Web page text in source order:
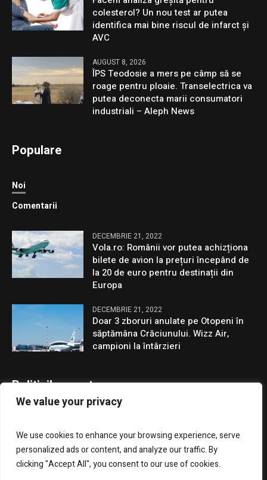
We value your privacy
We use cookies to enhance your browsing experience, serve
personalized ads or content, and analyze our traffic. By
clicking "Accept All", you consent to our use of cookies.
colesterol? Un nou test ar putea
identifica mai bine riscul de infarct și
AVC
AUGUST 8, 2026
ÎPS Teodosie a mers pe câmp să se
roage pentru ploaie. Transelectrica va
putea deconecta marii consumatori
industriali – Aleph News
Populare
Noi
Comentarii
DECEMBRIE 21, 2022
Vola.ro: Românii vor putea achizționa
bilete de avion la prețuri începând de
la 20 de euro pentru destinații din
Europa
DECEMBRIE 21, 2022
Doar 3 zboruri anulate pe Otopeni în
săptămâna Crăciunului. Wizz Air,
campioni la întârzieri
Politicile noastre
GDPR